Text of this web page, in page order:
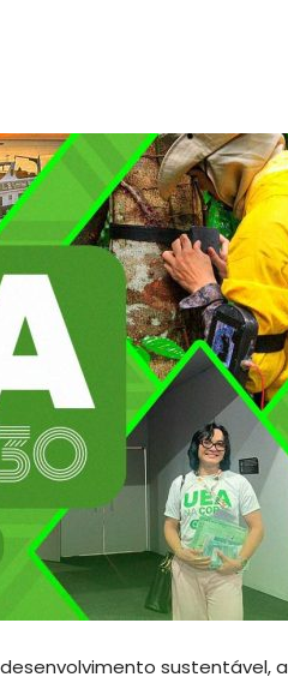
sustentável, a